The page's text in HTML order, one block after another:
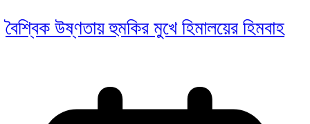
বৈশ্বিক উষ্ণতায় হুমকির মুখে হিমালয়ের হিমবাহ